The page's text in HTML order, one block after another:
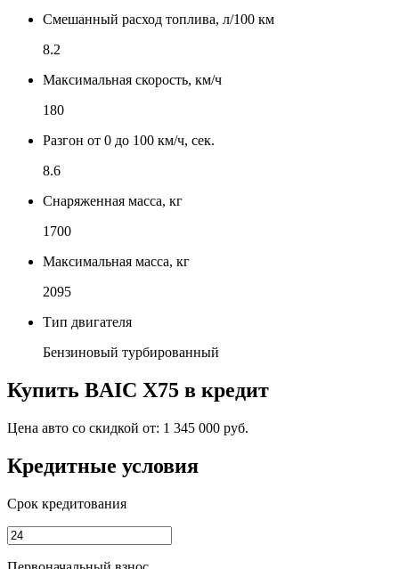
Смешанный расход топлива, л/100 км
8.2
Максимальная скорость, км/ч
180
Разгон от 0 до 100 км/ч, сек.
8.6
Снаряженная масса, кг
1700
Максимальная масса, кг
2095
Тип двигателя
Бензиновый турбированный
Купить BAIC X75 в кредит
Цена авто со скидкой от: 1 345 000 руб.
Кредитные условия
Срок кредитования